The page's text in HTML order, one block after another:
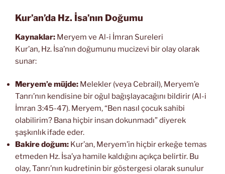
Kur’an’da Hz. İsa’nın Doğumu
Kaynaklar: Meryem ve Al-i İmran Sureleri
Kur’an, Hz. İsa’nın doğumunu mucizevi bir olay olarak
sunar:
Meryem’e müjde: Melekler (veya Cebrail), Meryem’e
Tanrı’nın kendisine bir oğul bağışlayacağını bildirir (Al-i
İmran 3:45-47). Meryem, “Ben nasıl çocuk sahibi
olabilirim? Bana hiçbir insan dokunmadı” diyerek
şaşkınlık ifade eder.
Bakire doğum: Kur’an, Meryem’in hiçbir erkeğe temas
etmeden Hz. İsa’ya hamile kaldığını açıkça belirtir. Bu
olay, Tanrı’nın kudretinin bir göstergesi olarak sunulur